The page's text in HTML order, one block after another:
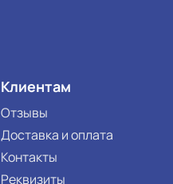
Клиентам
Отзывы
Доставка и оплата
Контакты
Реквизиты